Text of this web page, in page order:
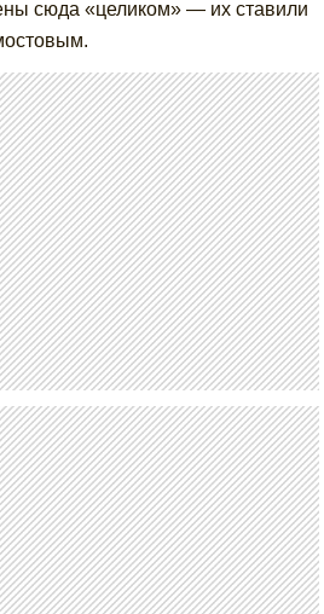
сюда «целиком» — их ставили